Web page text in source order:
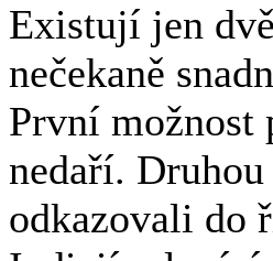
Existují jen
nečekaně
První možnost
nedaří.
odkazovali do